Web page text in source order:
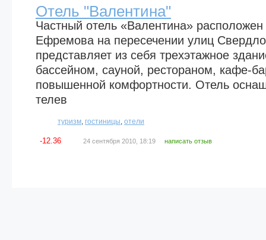
Отель "Валентина"
Частный отель «Валентина» расположен
Ефремова на пересечении улиц
представляет из себя трехэтажное
бассейном, сауной, рестораном, кафе-
повышенной комфортности. Отель
телев
туризм, гостиницы, отели
-12.36 24 сентября 2010, 18:19 написать отзыв